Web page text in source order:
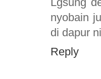
nyobain
di dapur
Reply